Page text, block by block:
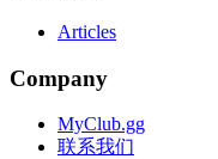
Articles
Company
MyClub.gg
联系我们